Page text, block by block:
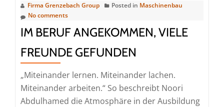
Firma Grenzebach Group Posted in Maschinenbau
No comments
IM BERUF ANGEKOMMEN, VIELE
FREUNDE GEFUNDEN
„Miteinander lernen. Miteinander lachen.
Miteinander arbeiten.“ So beschreibt Noori
Abdulhamed die Atmosphäre in der Ausbildung